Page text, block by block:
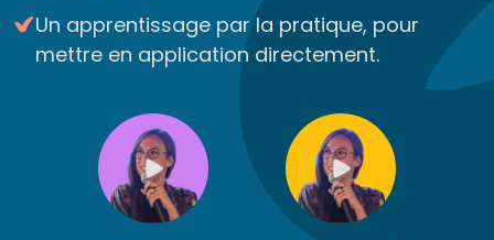
Un apprentissage par la pratique, pour
mettre en application directement.